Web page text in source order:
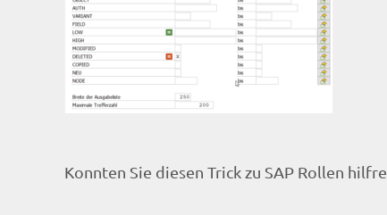
Konnten Sie diesen Trick zu SAP Rollen